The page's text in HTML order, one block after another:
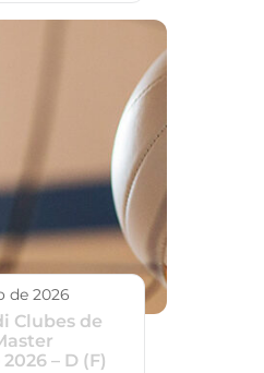
de 2026
Clubes de
– D (F)